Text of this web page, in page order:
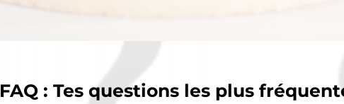
FAQ : Tes questions les plus